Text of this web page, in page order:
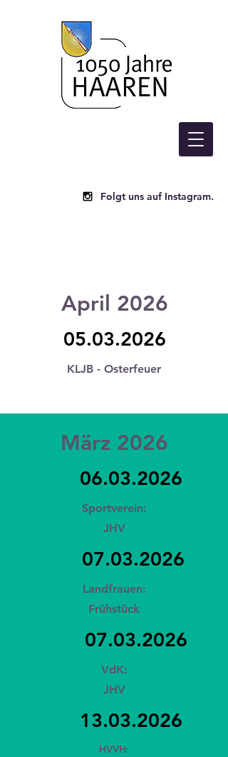
Folgt uns auf Instagram.
April 2026
05.03.2026
KLJB - Osterfeuer
März 2026
06.03.2026
Sportverein:
JHV
07.03.2026
Landfrauen:
Frühstück
07.03.2026
VdK:
JHV
13.03.2026
HVVH: